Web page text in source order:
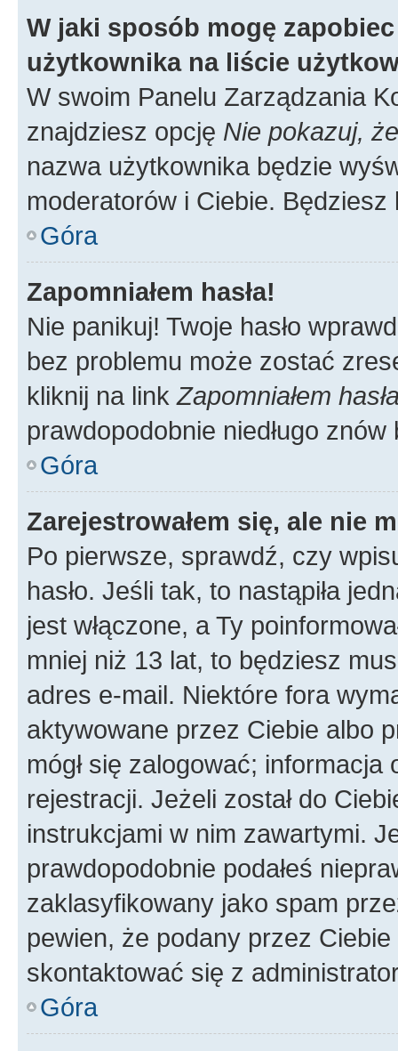
W jaki sposób mogę
użytkownika na liście
W swoim Panelu Zarządzania
znajdziesz opcję Nie pokazuj,
nazwa użytkownika będzie
moderatorów i Ciebie.
Góra
Zapomniałem hasła!
Nie panikuj! Twoje hasło
bez problemu może zostać
kliknij na link Zapomniałem
prawdopodobnie niedługo
Góra
Zarejestrowałem się, ale nie
Po pierwsze, sprawdź, czy
hasło. Jeśli tak, to nastąpiła
jest włączone, a Ty
mniej niż 13 lat, to będziesz
adres e-mail. Niektóre fora
aktywowane przez Ciebie albo
mógł się zalogować;
rejestracji. Jeżeli został do
instrukcjami w nim zawartymi.
prawdopodobnie podałeś
zaklasyfikowany jako spam
pewien, że podany przez
skontaktować się z
Góra